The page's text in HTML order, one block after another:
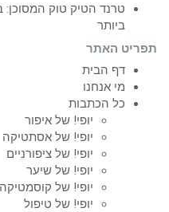
טרנד הטיק טוק המסוכן:
ביותר
תפריט האתר
דף הבית
מי אנחנו
כל הכתבות
יופי! של איפור
יופי! של אסתטיקה
יופי! של ציפורניים
יופי! של שיער
יופי! של קוסמטיקה
יופי! של טיפול